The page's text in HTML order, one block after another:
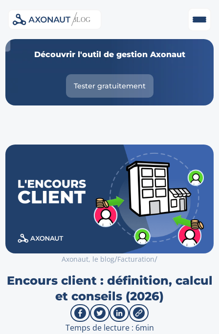
Skip
Découvrir l'outil de gestion Axonaut
Tester gratuitement
Axonaut, le blog/Facturation/
Encours client : définition, calcul
et conseils (2026)
Temps de lecture : 6min